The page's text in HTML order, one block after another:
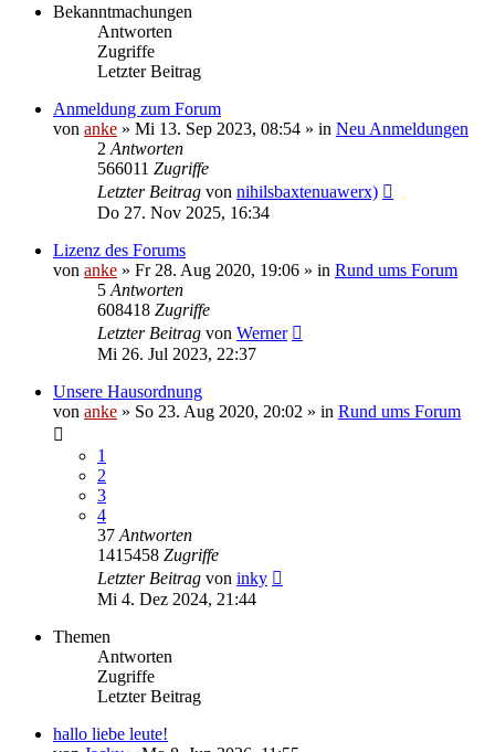
Bekanntmachungen
Antworten
Zugriffe
Letzter Beitrag
Anmeldung zum Forum
von anke » Mi 13. Sep 2023, 08:54 » in Neu Anmeldungen
2 Antworten
566011 Zugriffe
Letzter Beitrag von nihilsbaxtenuawerx)
Do 27. Nov 2025, 16:34
Lizenz des Forums
von anke » Fr 28. Aug 2020, 19:06 » in Rund ums Forum
5 Antworten
608418 Zugriffe
Letzter Beitrag von Werner
Mi 26. Jul 2023, 22:37
Unsere Hausordnung
von anke » So 23. Aug 2020, 20:02 » in Rund ums Forum
1
2
3
4
37 Antworten
1415458 Zugriffe
Letzter Beitrag von inky
Mi 4. Dez 2024, 21:44
Themen
Antworten
Zugriffe
Letzter Beitrag
hallo liebe leute!